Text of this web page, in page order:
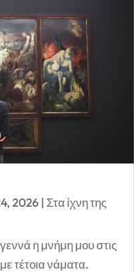
2026 | Στα ίχνη της
η μνήμη μου στις
τέτοια νάματα.